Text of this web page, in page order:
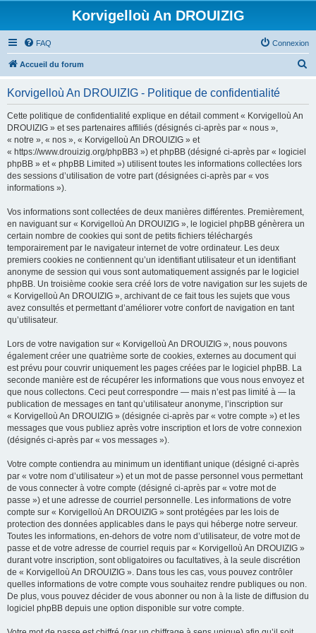
Korvigelloù An DROUIZIG
FAQ Connexion
Accueil du forum
Korvigelloù An DROUIZIG - Politique de confidentialité
Cette politique de confidentialité explique en détail comment « Korvigelloù An
DROUIZIG » et ses partenaires affiliés (désignés ci-après par « nous »,
« notre », « nos », « Korvigelloù An DROUIZIG » et
« https://www.drouizig.org/phpBB3 ») et phpBB (désigné ci-après par « logiciel
phpBB » et « phpBB Limited ») utilisent toutes les informations collectées lors
des sessions d’utilisation de votre part (désignées ci-après par « vos
informations »).
Vos informations sont collectées de deux manières différentes. Premièrement,
en naviguant sur « Korvigelloù An DROUIZIG », le logiciel phpBB génèrera un
certain nombre de cookies qui sont de petits fichiers téléchargés
temporairement par le navigateur internet de votre ordinateur. Les deux
premiers cookies ne contiennent qu’un identifiant utilisateur et un identifiant
anonyme de session qui vous sont automatiquement assignés par le logiciel
phpBB. Un troisième cookie sera créé lors de votre navigation sur les sujets de
« Korvigelloù An DROUIZIG », archivant de ce fait tous les sujets que vous
avez consultés et permettant d’améliorer votre confort de navigation en tant
qu’utilisateur.
Lors de votre navigation sur « Korvigelloù An DROUIZIG », nous pouvons
également créer une quatrième sorte de cookies, externes au document qui
est prévu pour couvrir uniquement les pages créées par le logiciel phpBB. La
seconde manière est de récupérer les informations que vous nous envoyez et
que nous collectons. Ceci peut correspondre — mais n’est pas limité à — la
publication de messages en tant qu’utilisateur anonyme, l’inscription sur
« Korvigelloù An DROUIZIG » (désignée ci-après par « votre compte ») et les
messages que vous publiez après votre inscription et lors de votre connexion
(désignés ci-après par « vos messages »).
Votre compte contiendra au minimum un identifiant unique (désigné ci-après
par « votre nom d’utilisateur ») et un mot de passe personnel vous permettant
de vous connecter à votre compte (désigné ci-après par « votre mot de
passe ») et une adresse de courriel personnelle. Les informations de votre
compte sur « Korvigelloù An DROUIZIG » sont protégées par les lois de
protection des données applicables dans le pays qui héberge notre serveur.
Toutes les informations, en-dehors de votre nom d’utilisateur, de votre mot de
passe et de votre adresse de courriel requis par « Korvigelloù An DROUIZIG »
durant votre inscription, sont obligatoires ou facultatives, à la seule discrétion
de « Korvigelloù An DROUIZIG ». Dans tous les cas, vous pouvez contrôler
quelles informations de votre compte vous souhaitez rendre publiques ou non.
De plus, vous pouvez décider de vous abonner ou non à la liste de diffusion du
logiciel phpBB depuis une option disponible sur votre compte.